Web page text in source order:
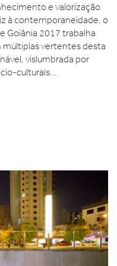
e valorização
à contemporaneidade, o
Goiânia 2017 trabalha
múltiplas vertentes desta
vislumbrada por
culturais...